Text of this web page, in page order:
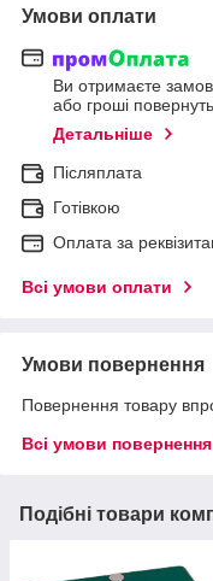
Умови оплати
Ви отримаєте
або гроші
Детальніше
Післяплата
Готівкою
Оплата за
Всі умови оплати
Умови повернення
Повернення товару
Всі умови повернення
Подібні товари